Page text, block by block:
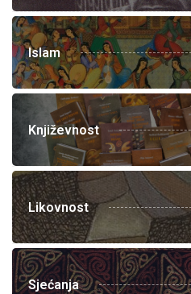
Islam
Književnost
Likovnost
Sjećanja